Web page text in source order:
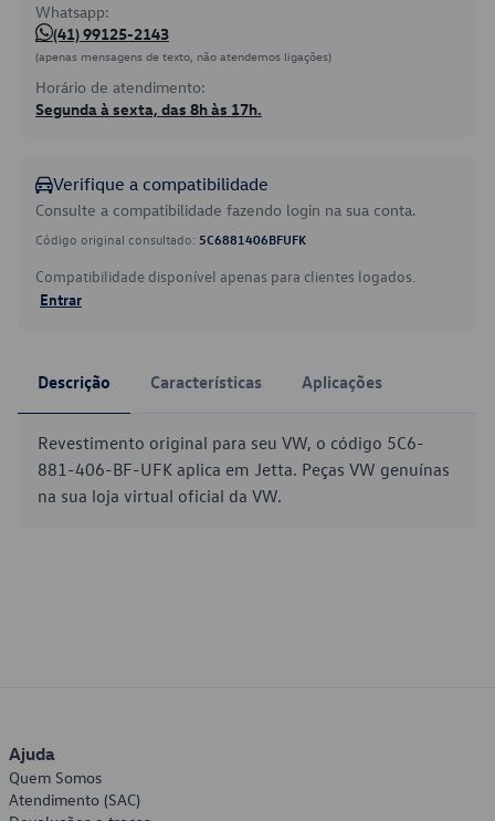
Whatsapp:
(41) 99125-2143
(apenas mensagens de texto, não atendemos ligações)
Horário de atendimento:
Segunda à sexta, das 8h às 17h.
Verifique a compatibilidade
Consulte a compatibilidade fazendo login na sua conta.
Código original consultado: 5C6881406BFUFK
Compatibilidade disponível apenas para clientes logados.
Entrar
Descrição Características Aplicações
Revestimento original para seu VW, o código 5C6-
881-406-BF-UFK aplica em Jetta. Peças VW genuínas
na sua loja virtual oficial da VW.
Ajuda
Quem Somos
Atendimento (SAC)